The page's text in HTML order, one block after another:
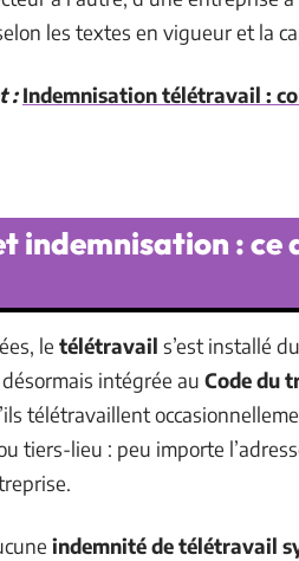
les textes en vigueur et la
: Indemnisation télétravail :
indemnisation : ce
le télétravail s’est installé
intégrée au Code du
télétravaillent
tiers-lieu : peu importe
indemnité de télétravail